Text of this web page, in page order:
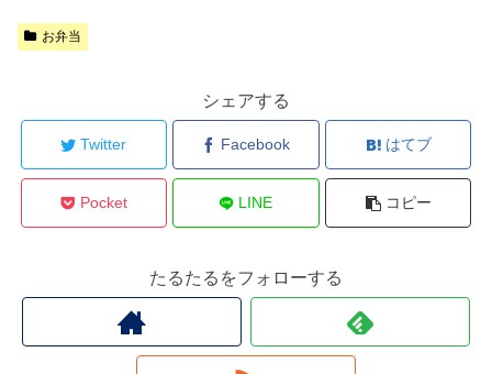
お弁当
シェアする
Twitter Facebook はてブ
Pocket LINE コピー
たるたるをフォローする